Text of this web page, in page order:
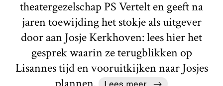
theatergezelschap PS Vertelt en geeft na
jaren toewijding het stokje als uitgever
door aan Josje Kerkhoven: lees hier het
gesprek waarin ze terugblikken op
Lisannes tijd en vooruitkijken naar Josjes
Lees meer